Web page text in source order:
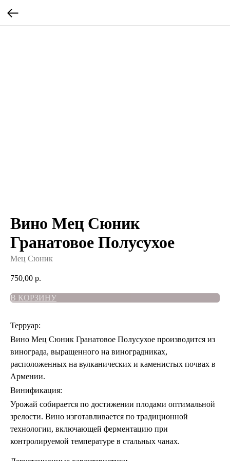
Вино Мец Сюник
Гранатовое Полусухое
Мец Сюник
750,00 р.
В КОРЗИНУ
Терруар:
Вино Мец Сюник Гранатовое Полусухое производится из
винограда, выращенного на виноградниках,
расположенных на вулканических и каменистых почвах в
Армении.
Винификация:
Урожай собирается по достижении плодами оптимальной
зрелости. Вино изготавливается по традиционной
технологии, включающей ферментацию при
контролируемой температуре в стальных чанах.